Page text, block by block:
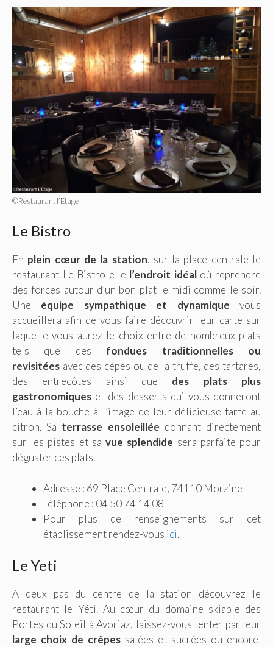
©Restaurant l’Etage
Le Bistro
En plein cœur de la station, sur la place centrale le
restaurant Le Bistro elle l’endroit idéaloù reprendre
des forces autour d’un bon plat le midi comme le soir.
Une équipe sympathique et dynamique vous
accueillera afin de vous faire découvrir leur carte sur
laquelle vous aurez le choix entre de nombreux plats
tels que des fondues traditionnelles ou
revisitées avec des cèpes ou de la truffe, des tartares,
des entrecôtes ainsi que des plats plus
gastronomiques et des desserts qui vous donneront
l’eau à la bouche à l’image de leur délicieuse tarte au
citron. Sa terrasse ensoleillée donnant directement
sur les pistes et sa vue splendide sera parfaite pour
déguster ces plats.
Adresse : 69 Place Centrale, 74110 Morzine
Téléphone : 04 50 74 14 08
Pour plus de renseignements sur cet
établissement rendez-vous ici.
Le Yeti
A deux pas du centre de la station découvrez le
restaurant le Yéti. Au cœur du domaine skiable des
Portes du Soleil à Avoriaz, laissez-vous tenter par leur
large choix de crêpes salées et sucrées ou encore